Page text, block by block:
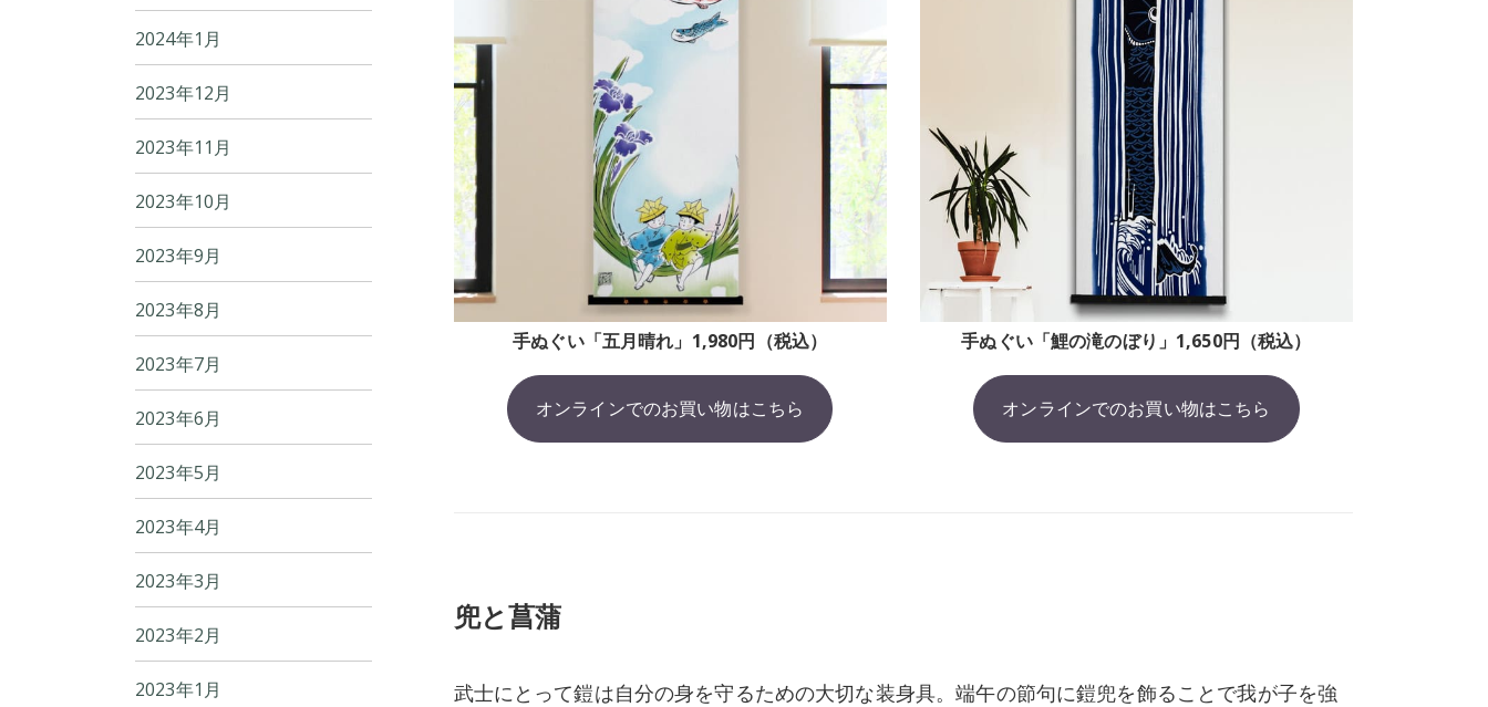
手ぬぐい「五月晴れ」1,980円（税込）
オンラインでのお買い物はこちら
手ぬぐい「鯉の滝のぼり」1,650円（税込）
オンラインでのお買い物はこちら
兜と菖蒲
武士にとって鎧は自分の身を守るための大切な装身具。端午の節句に鎧兜を飾ることで我が子を強
2024年1月
2023年12月
2023年11月
2023年10月
2023年9月
2023年8月
2023年7月
2023年6月
2023年5月
2023年4月
2023年3月
2023年2月
2023年1月